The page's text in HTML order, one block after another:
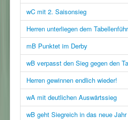
wC mit 2. Saisonsieg
Herren unterliegen dem
mB Punktet im Derby
wB verpasst den Sieg gegen den
Herren gewinnen endlich wieder!
wA mit deutlichen Auswärtssieg
wB geht Siegreich in das neue Jahr